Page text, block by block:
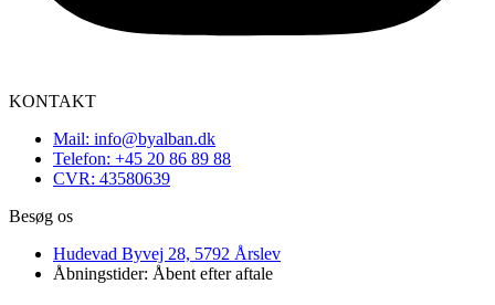
KONTAKT
Mail: info@byalban.dk
Telefon: +45 20 86 89 88
CVR: 43580639
Besøg os
Hudevad Byvej 28, 5792 Årslev
Åbningstider: Åbent efter aftale